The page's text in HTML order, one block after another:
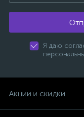
Я даю
Акции и скидки